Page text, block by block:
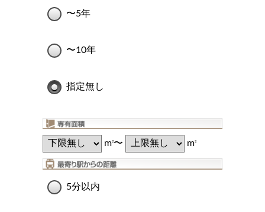
〜5年
〜10年
指定無し
m2〜 m2
5分以内